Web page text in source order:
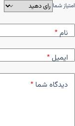
امتیاز شما
نام*
ایمیل*
دیدگاه شما *